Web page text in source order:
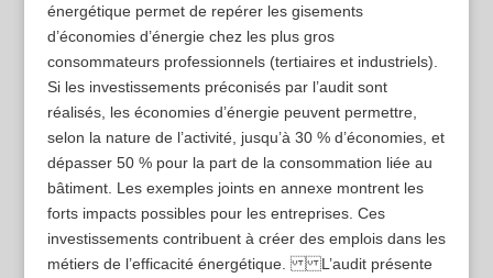
énergétique permet de repérer les gisements
d’économies d’énergie chez les plus gros
consommateurs professionnels (tertiaires et industriels).
Si les investissements préconisés par l’audit sont
réalisés, les économies d’énergie peuvent permettre,
selon la nature de l’activité, jusqu’à 30 % d’économies, et
dépasser 50 % pour la part de la consommation liée au
bâtiment. Les exemples joints en annexe montrent les
forts impacts possibles pour les entreprises. Ces
investissements contribuent à créer des emplois dans les
métiers de l’efficacité énergétique. L’audit présente